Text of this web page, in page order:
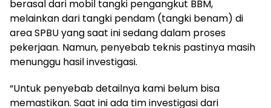
berasal dari mobil tangki pengangkut BBM,
melainkan dari tangki pendam (tangki benam) di
area SPBU yang saat ini sedang dalam proses
pekerjaan. Namun, penyebab teknis pastinya masih
menunggu hasil investigasi.
“Untuk penyebab detailnya kami belum bisa
memastikan. Saat ini ada tim investigasi dari